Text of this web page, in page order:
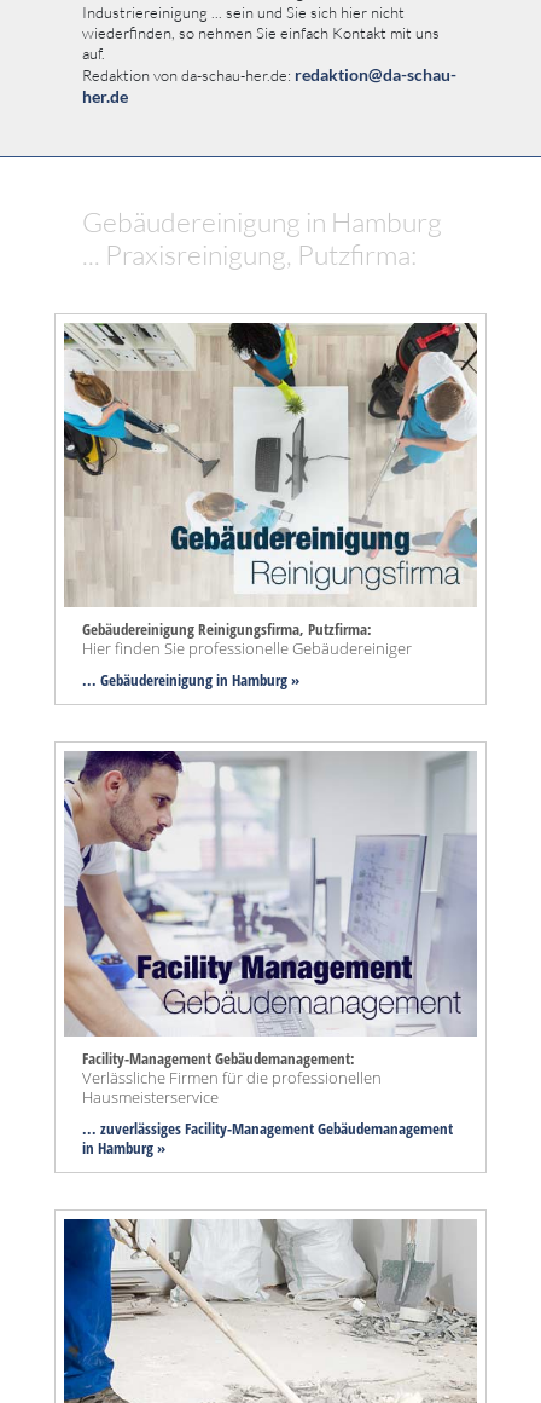
Industriereinigung ... sein und Sie sich hier nicht
wiederfinden, so nehmen Sie einfach Kontakt mit uns
auf.
Redaktion von da-schau-her.de: redaktion@da-schau-
her.de
Gebäudereinigung in Hamburg
... Praxisreinigung, Putzfirma:
Gebäudereinigung Reinigungsfirma, Putzfirma:
Hier finden Sie professionelle Gebäudereiniger
... Gebäudereinigung in Hamburg »
Facility-Management Gebäudemanagement:
Verlässliche Firmen für die professionellen
Hausmeisterservice
... zuverlässiges Facility-Management Gebäudemanagement
in Hamburg »